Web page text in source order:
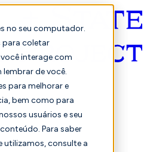
no seu computador.
para coletar
interage com
de você.
para melhorar e
bem como para
usuários e seu
Para saber
utilizamos, consulte a